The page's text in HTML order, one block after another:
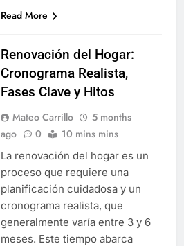
Read More
Renovación del Hogar:
Cronograma Realista,
Fases Clave y Hitos
Mateo Carrillo
5 months
ago
0 10 mins mins
La renovación del hogar es un
proceso que requiere una
planificación cuidadosa y un
cronograma realista, que
generalmente varía entre 3 y 6
meses. Este tiempo abarca